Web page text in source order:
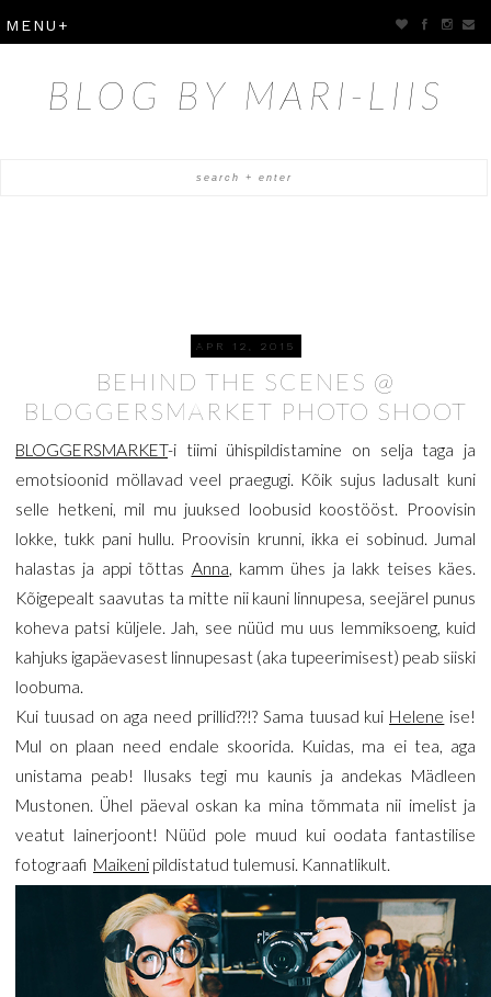
BLOG BY MARI-LIIS
APR 12, 2015
BEHIND THE SCENES @
BLOGGERSMARKET PHOTO SHOOT
BLOGGERSMARKET-i tiimi ühispildistamine on selja taga ja
emotsioonid möllavad veel praegugi. Kõik sujus ladusalt kuni
selle hetkeni, mil mu juuksed loobusid koostööst. Proovisin
lokke, tukk pani hullu. Proovisin krunni, ikka ei sobinud. Jumal
halastas ja appi tõttas Anna, kamm ühes ja lakk teises käes.
Kõigepealt saavutas ta mitte nii kauni linnupesa, seejärel punus
koheva patsi küljele. Jah, see nüüd mu uus lemmiksoeng, kuid
kahjuks igapäevasest linnupesast (aka tupeerimisest) peab siiski
loobuma.
Kui tuusad on aga need prillid??!? Sama tuusad kui Helene ise!
Mul on plaan need endale skoorida. Kuidas, ma ei tea, aga
unistama peab! Ilusaks tegi mu kaunis ja andekas Mädleen
Mustonen. Ühel päeval oskan ka mina tõmmata nii imelist ja
veatut lainerjoont! Nüüd pole muud kui oodata fantastilise
fotograafi Maikeni pildistatud tulemusi. Kannatlikult.